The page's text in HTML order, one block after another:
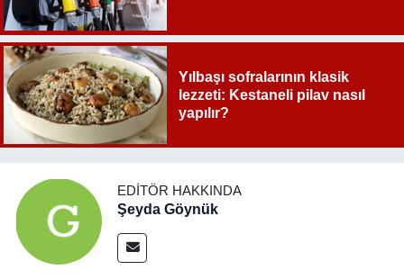
Yılbaşı sofralarının klasik
lezzeti: Kestaneli pilav nasıl
yapılır?
EDITÖR HAKKINDA
Şeyda Göynük